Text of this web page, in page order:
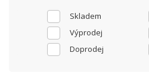
Skladem
Výprodej
Doprodej